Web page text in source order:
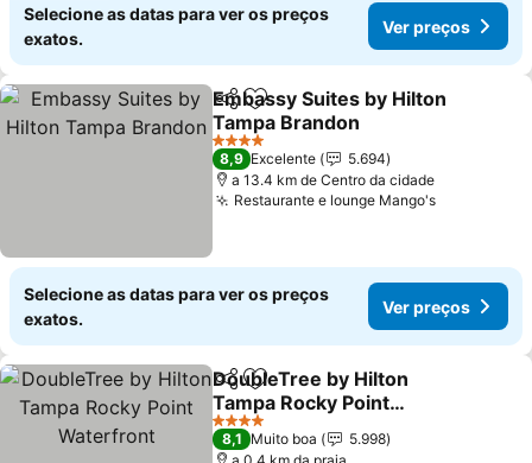
Selecione as datas para ver os preços
exatos.
Ver preços
PartilharAdicionar aos favoritos
Embassy Suites by Hilton
Tampa Brandon
4 Estrelas
8,9 Excelente
5.694
a 13.4 km de Centro da cidade
Restaurante e lounge Mango's
Selecione as datas para ver os preços
exatos.
Ver preços
PartilharAdicionar aos favoritos
DoubleTree by Hilton
Tampa Rocky Point
Waterfront
4 Estrelas
8,1 Muito boa
5.998